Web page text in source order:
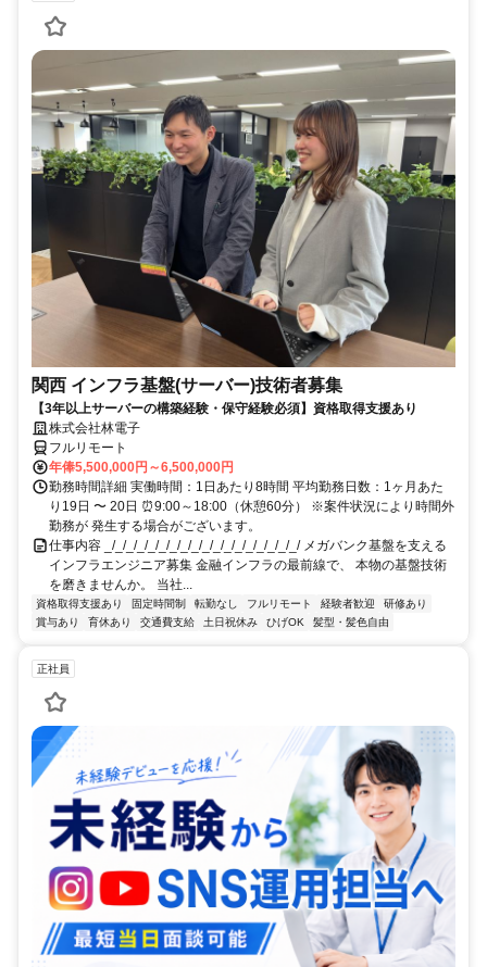
関西 インフラ基盤(サーバー)技術者募集
【3年以上サーバーの構築経験・保守経験必須】資格取得支援あり
株式会社林電子
フルリモート
年俸5,500,000円～6,500,000円
勤務時間詳細 実働時間：1日あたり8時間 平均勤務日数：1ヶ月あた
り19日 〜 20日 ⏰9:00～18:00（休憩60分） ※案件状況により時間外
勤務が 発生する場合がございます。
仕事内容 _/_/_/_/_/_/_/_/_/_/_/_/_/_/_/_/_/_/ メガバンク基盤を支える
インフラエンジニア募集 金融インフラの最前線で、 本物の基盤技術
を磨きませんか。 当社...
資格取得支援あり 固定時間制 転勤なし フルリモート 経験者歓迎
研修あり
賞与あり
育休あり 交通費支給 土日祝休み ひげOK 髪型・髪色自由
正社員